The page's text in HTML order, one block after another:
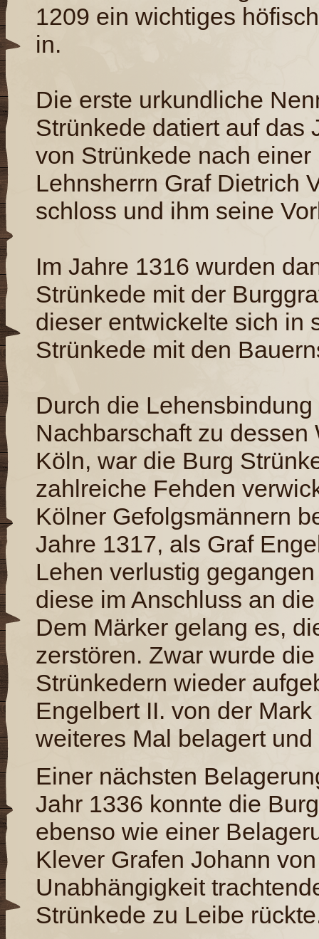
1209 ein wichtiges
in.
Die erste urkundliche
Strünkede datiert auf das
von Strünkede nach
Lehnsherrn Graf Dietrich
schloss und ihm seine
Im Jahre 1316 wurden
Strünkede mit der
dieser entwickelte sich in
Strünkede mit den
Durch die
Nachbarschaft zu
Köln, war die Burg
zahlreiche Fehden
Kölner Gefolgsmännern
Jahre 1317, als Graf
Lehen verlustig
diese im Anschluss an
Dem Märker gelang es,
zerstören. Zwar wurde
Strünkedern wieder
Engelbert II. von der
weiteres Mal belagert und
Einer nächsten
Jahr 1336 konnte die
ebenso wie einer
Klever Grafen Johann
Unabhängigkeit
Strünkede zu Leibe